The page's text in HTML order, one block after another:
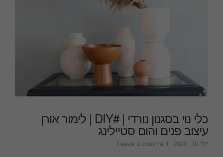
כלי נוי בסגנון נורדי | #DIY | לימור אורן
עיצוב פנים והום סטיילינג
יולי 30, 2020 Leave a comment